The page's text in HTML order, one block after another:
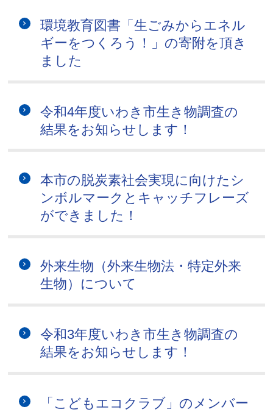
環境教育図書「生ごみからエネル
ギーをつくろう！」の寄附を頂き
ました
令和4年度いわき市生き物調査の
結果をお知らせします！
本市の脱炭素社会実現に向けたシ
ンボルマークとキャッチフレーズ
ができました！
外来生物（外来生物法・特定外来
生物）について
令和3年度いわき市生き物調査の
結果をお知らせします！
「こどもエコクラブ」のメンバー